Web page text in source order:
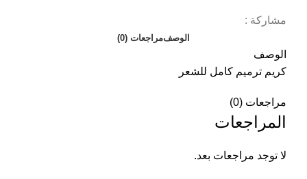
مشاركة :
الوصفمراجعات (0)
الوصف
كريم ترميم كامل للشعر
مراجعات (0)
المراجعات
لا توجد مراجعات بعد.